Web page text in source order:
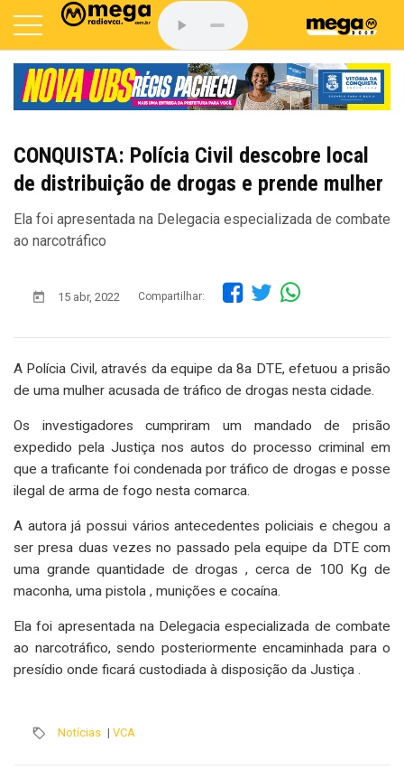
CONQUISTA: Polícia Civil descobre local
de distribuição de drogas e prende mulher
Ela foi apresentada na Delegacia especializada de combate
ao narcotráfico
15 abr, 2022 Compartilhar:
A Polícia Civil, através da equipe da 8a DTE, efetuou a prisão
de uma mulher acusada de tráfico de drogas nesta cidade.
Os investigadores cumpriram um mandado de prisão
expedido pela Justiça nos autos do processo criminal em
que a traficante foi condenada por tráfico de drogas e posse
ilegal de arma de fogo nesta comarca.
A autora já possui vários antecedentes policiais e chegou a
ser presa duas vezes no passado pela equipe da DTE com
uma grande quantidade de drogas , cerca de 100 Kg de
maconha, uma pistola , munições e cocaína.
Ela foi apresentada na Delegacia especializada de combate
ao narcotráfico, sendo posteriormente encaminhada para o
presídio onde ficará custodiada à disposição da Justiça .
Notícias | VCA